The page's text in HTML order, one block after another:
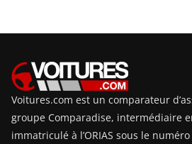
Voitures.com est un comparateur
groupe Comparadise, intermédiaire
immatriculé à l’ORIAS sous le